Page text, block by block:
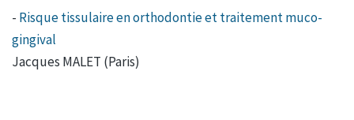
- Risque tissulaire en orthodontie et traitement muco-
gingival
Jacques MALET (Paris)